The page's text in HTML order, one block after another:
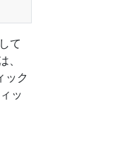
て
ック
ッ